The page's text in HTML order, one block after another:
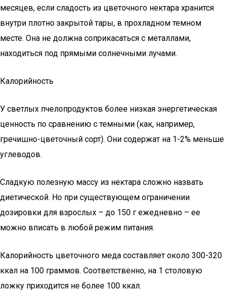
месяцев, если сладость из цветочного нектара хранится
внутри плотно закрытой тары, в прохладном темном
месте. Она не должна соприкасаться с металлами,
находиться под прямыми солнечными лучами.
Калорийность
У светлых пчелопродуктов более низкая энергетическая
ценность по сравнению с темными (как, например,
гречишно-цветочный сорт). Они содержат на 1-2% меньше
углеводов.
Сладкую полезную массу из нектара сложно назвать
диетической. Но при существующем ограничении
дозировки для взрослых – до 150 г ежедневно – ее
можно вписать в любой режим питания.
Калорийность цветочного меда составляет около 300-320
ккал на 100 граммов. Соответственно, на 1 столовую
ложку приходится не более 100 ккал.